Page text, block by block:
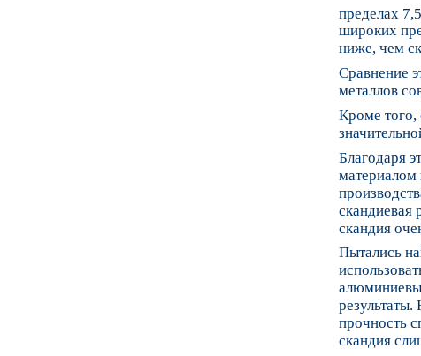
пределах
широких
ниже, чем
Сравнение
металлов
Кроме того,
Благодаря
скандиевая
скандия
Пытались
прочность
скандия